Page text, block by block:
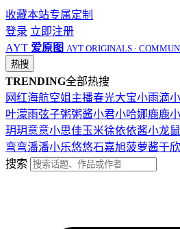
收藏本站专属定制
登录 立即注册
AYT 爱原图 AYT ORIGINALS ·
热搜
TRENDING全部热搜
网红海航空姐 主播春光大宝小雨滴
叶濛雨弦子粥粥酱小君小哈娜鹿鹿
玥玥意意小思佳玉米徐依依酱小龙鼠
弯弯潘潘小乐悠悠石嘉旭菠萝酱于
搜索